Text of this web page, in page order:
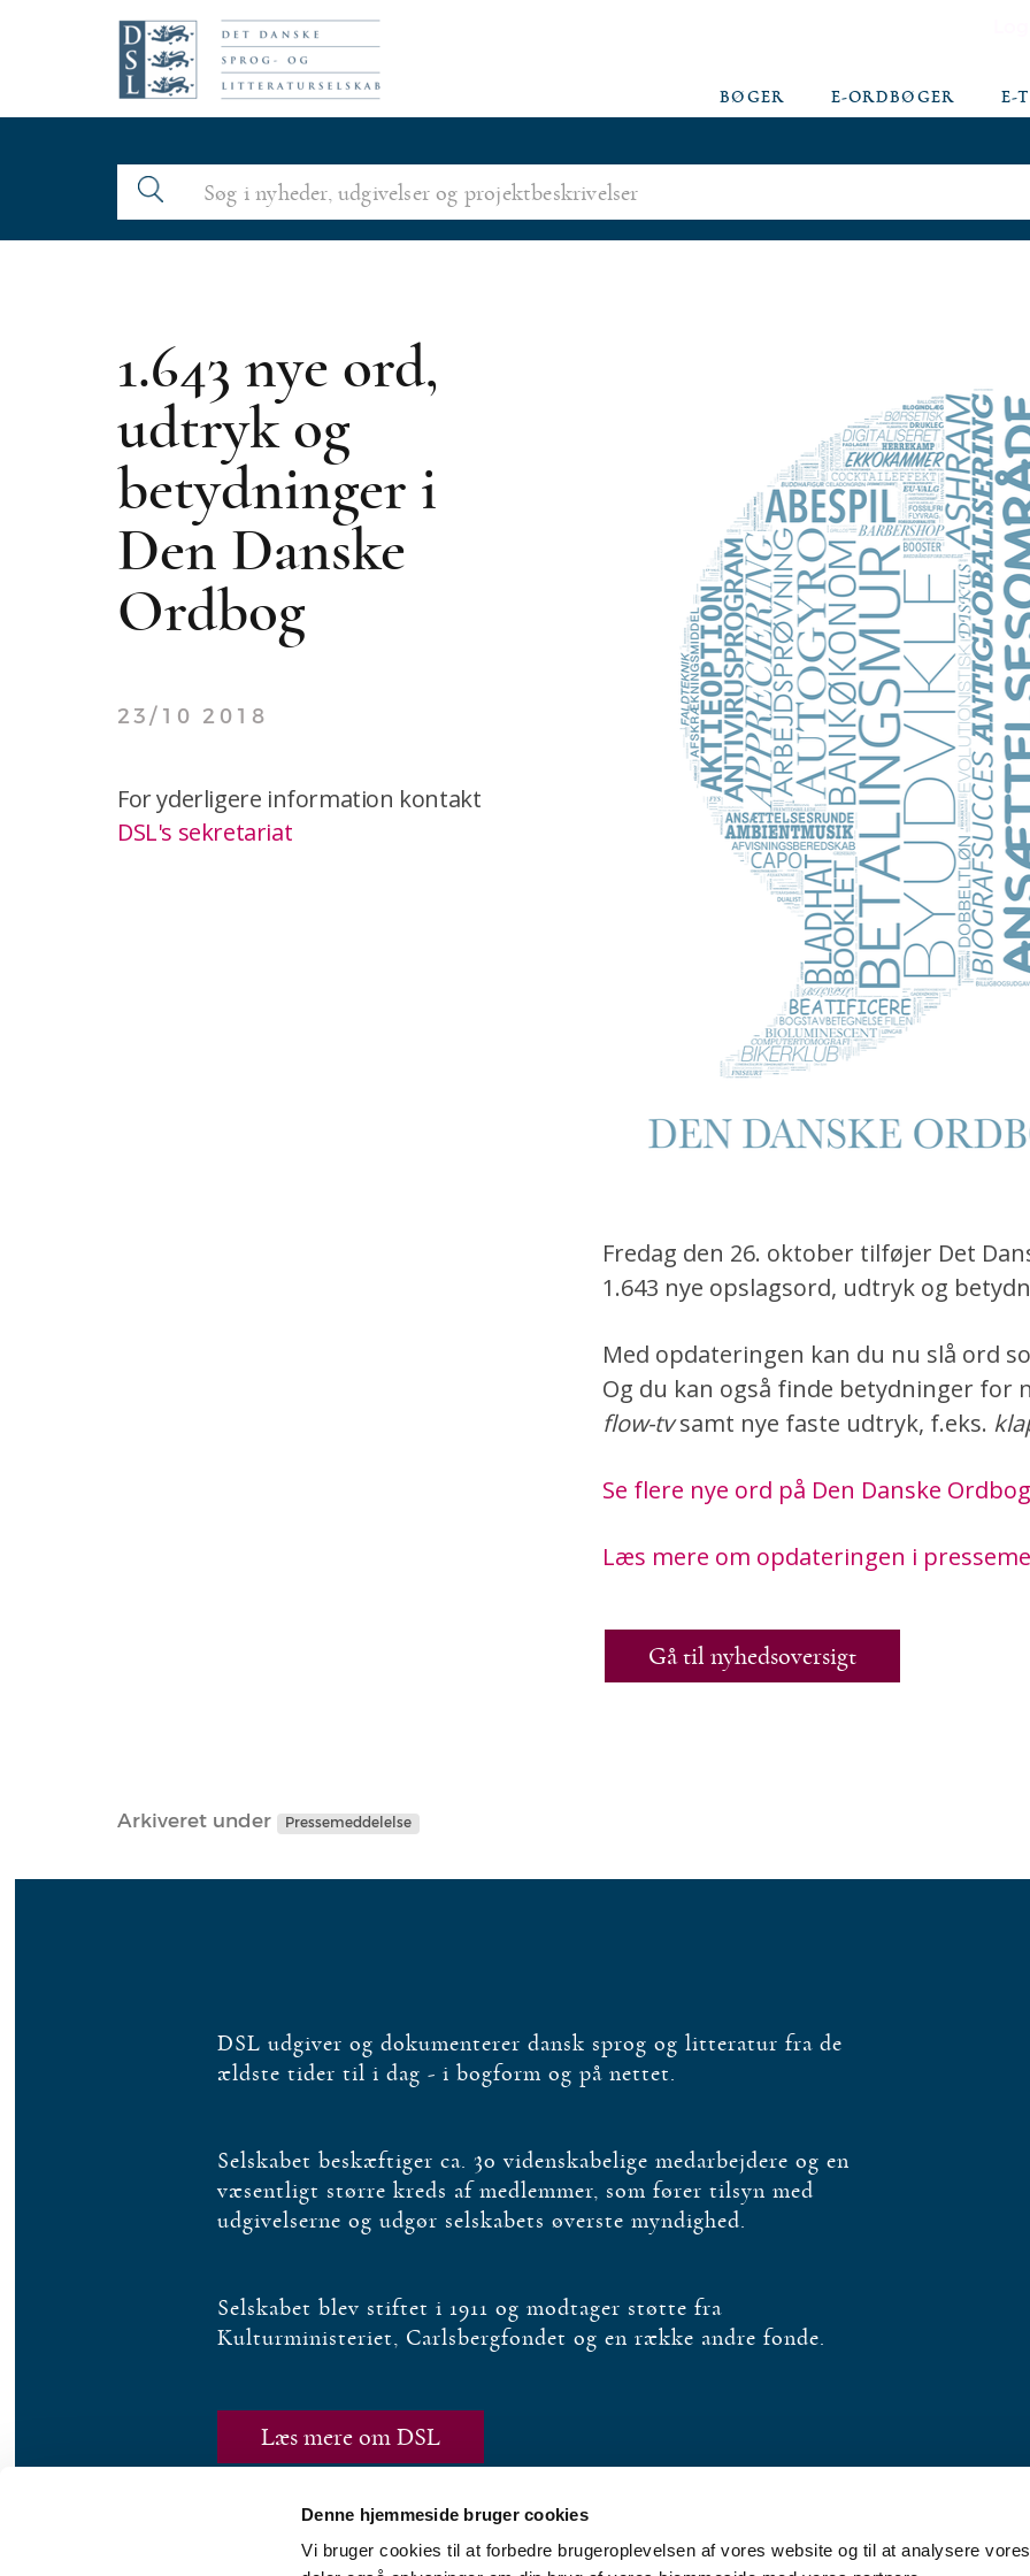
Denne hjemmeside bruger cookies
Vi bruger cookies til at forbedre brugeroplevelsen af vores website og til at analysere
BØGER E-ORDBØGER E-
1.643 nye ord,
udtryk og
betydninger i
Den Danske
Ordbog
23/10 2018
For yderligere information kontakt
DSL's sekretariat
Fredag den 26. oktober tilføjer Det
1.643 nye opslagsord, udtryk og
Med opdateringen kan du nu slå ord
Og du kan også finde betydninger for
flow-tvsamt nye faste udtryk, f.eks.
Se flere nye ord på Den Danske
Læs mere om opdateringen i
Gå til nyhedsoversigt
Arkiveret under Pressemeddelelse
DSL udgiver og dokumenterer dansk sprog og litteratur fra de
ældste tider til i dag - i bogform og på nettet.
Selskabet beskæftiger ca. 30 videnskabelige medarbejdere og en
væsentligt større kreds af medlemmer, som fører tilsyn med
udgivelserne og udgør selskabets øverste myndighed.
Selskabet blev stiftet i 1911 og modtager støtte fra
Kulturministeriet, Carlsbergfondet og en række andre fonde.
Læs mere om DSL